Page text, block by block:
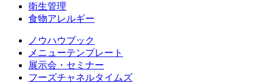
衛生管理
食物アレルギー
ノウハウブック
メニューテンプレート
展示会・セミナー
フーズチャネルタイムズ